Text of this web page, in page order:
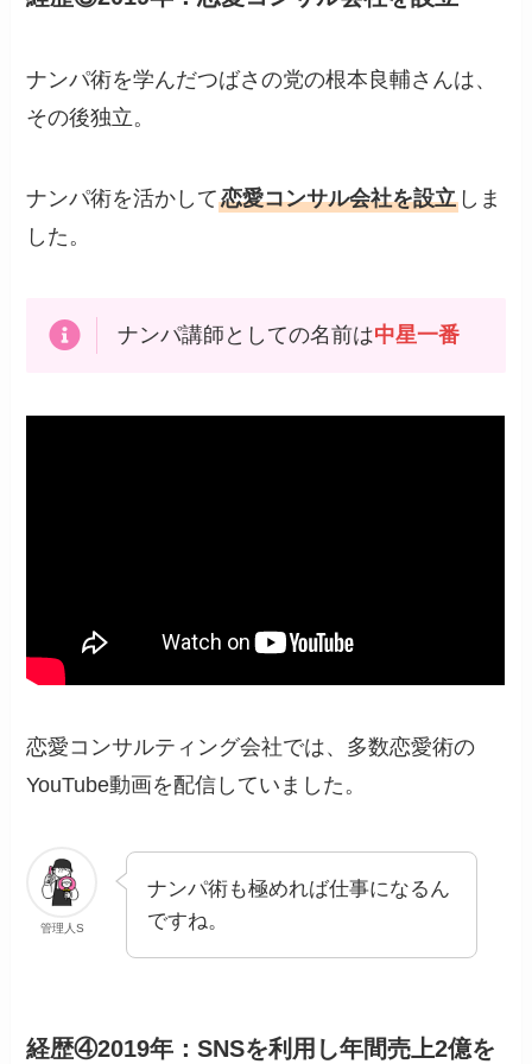
ナンパ術を学んだつばさの党の根本良輔さんは、
その後独立。
ナンパ術を活かして恋愛コンサル会社を設立 しま
した。
ナンパ講師としての名前は中星一番
恋愛コンサルティング会社では、多数恋愛術の
YouTube動画を配信していました。
管理人S
ナンパ術も極めれば仕事になるん
ですね。
経歴④2019年：SNSを利用し年間売上2億を